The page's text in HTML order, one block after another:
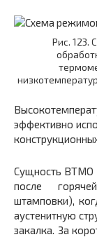
Рис. 123.
эффективно
Сущность ВТМО
после
штамповки),
аустенитную
закалка. За